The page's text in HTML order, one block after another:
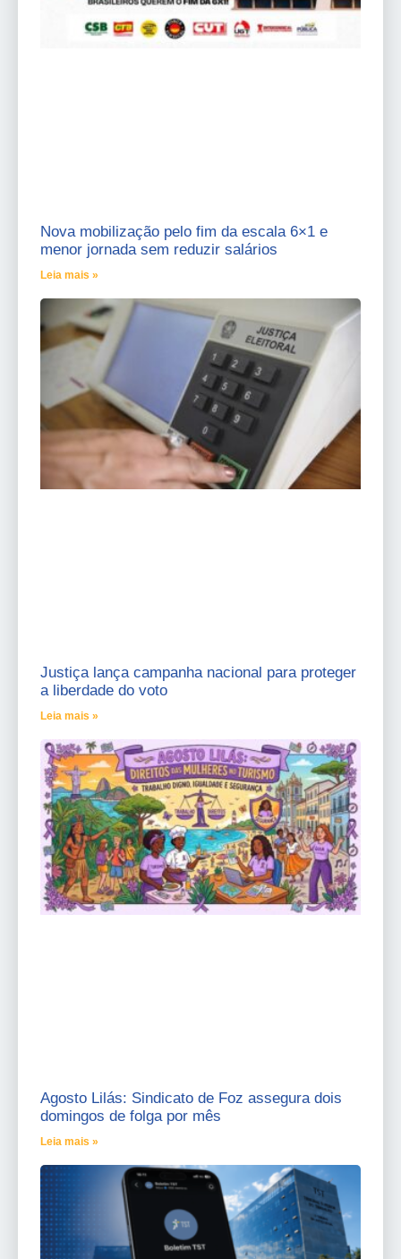
Nova mobilização pelo fim da escala 6×1 e
menor jornada sem reduzir salários
Leia mais »
Justiça lança campanha nacional para proteger
a liberdade do voto
Leia mais »
Agosto Lilás: Sindicato de Foz assegura dois
domingos de folga por mês
Leia mais »